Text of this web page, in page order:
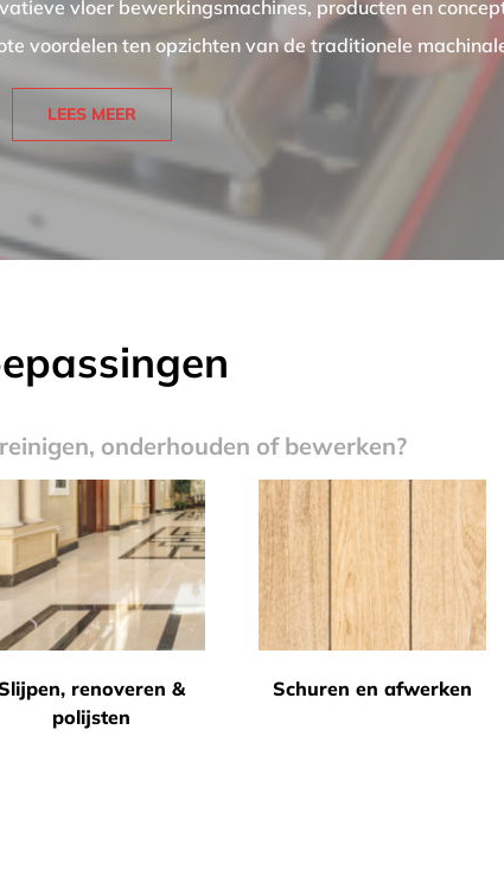
vloer bewerkingsmachines, producten en
voordelen ten opzichten van de traditionele
LEES MEER
onderhouden of bewerken?
renoveren &
polijsten
Schuren en afwerken